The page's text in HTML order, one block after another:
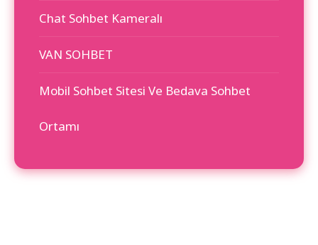
Chat Sohbet Kameralı
VAN SOHBET
Mobil Sohbet Sitesi Ve Bedava Sohbet
Ortamı